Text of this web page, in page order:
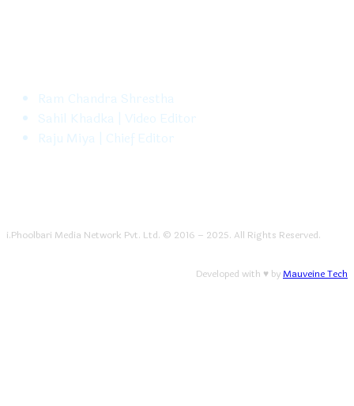
Ram Chandra Shrestha
Sahil Khadka | Video Editor
Raju Miya | Chief Editor
i.Phoolbari Media Network Pvt. Ltd. © 2016 – 2025. All Rights Reserved.
Developed with ♥ byMauveine Tech